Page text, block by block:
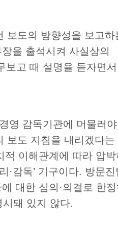
보도의 방향성을 보고하
을 출석시켜 사실상의
보고 때 설명을 듣자면서
경영 감독기관에 머물러
보도 지침을 내리겠다는
이해관계에 따라 압박
·감독’ 기구이다. 방문진
대한 심의 ·의결로 한정
돼 있지 않다.